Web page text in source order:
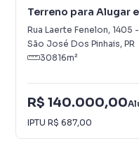
Terreno para Alugar
Rua Laerte Fenelon, 1405 -
São José Dos Pinhais, PR
30816m²
R$ 140.000,00
IPTU R$ 687,00